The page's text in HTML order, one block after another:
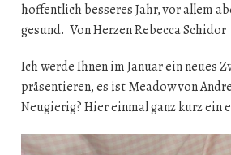
hoffentlich besseres Jahr, vor allem
gesund. Von Herzen Rebecca Schidor
Ich werde Ihnen im Januar ein neues
präsentieren, es ist Meadow von
Neugierig? Hier einmal ganz kurz ein